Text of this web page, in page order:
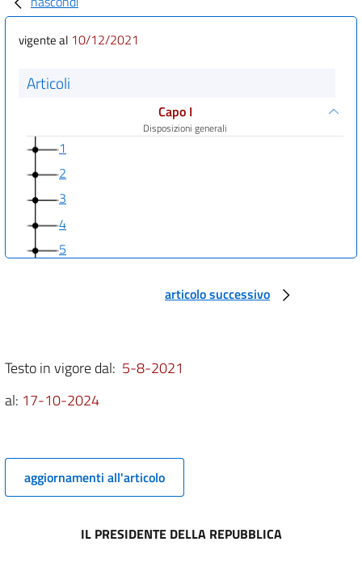
vigente al 10/12/2021
Articoli
Capo I
Disposizioni generali
1
2
3
4
5
Contesto strategico e istituzionale
8
Capo IV
articolo successivo
Testo in vigore dal: 5-8-2021
al: 17-10-2024
aggiornamenti all'articolo
IL PRESIDENTE DELLA REPUBBLICA